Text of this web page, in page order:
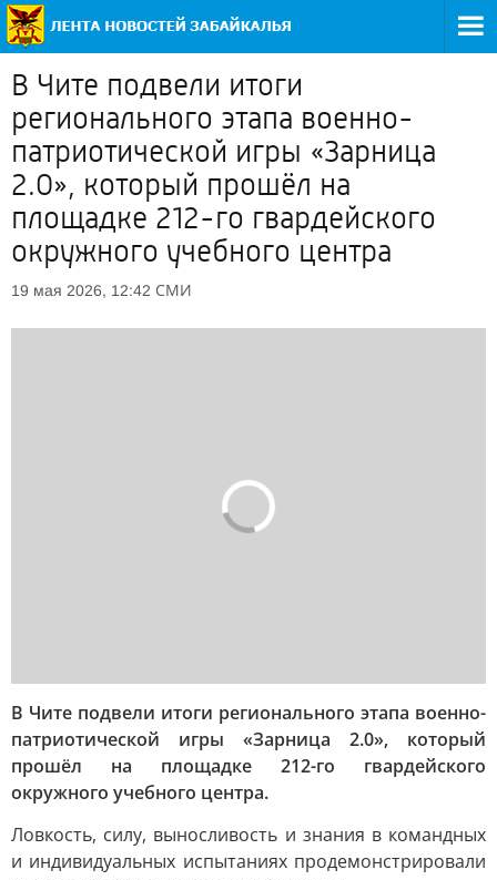
В Чите подвели итоги
регионального этапа военно-
патриотической игры «Зарница
2.0», который прошёл на
площадке 212-го гвардейского
окружного учебного центра
19 мая 2026, 12:42 СМИ
В Чите подвели итоги регионального этапа военно-
патриотической игры «Зарница 2.0», который
прошёл на площадке 212-го гвардейского
окружного учебного центра.
Ловкость, силу, выносливость и знания в командных
и индивидуальных испытаниях продемонстрировали